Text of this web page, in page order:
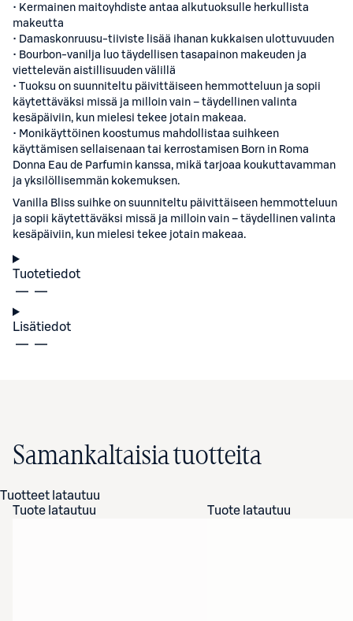
• Kermainen maitoyhdiste antaa alkutuoksulle herkullista
makeutta
• Damaskonruusu-tiiviste lisää ihanan kukkaisen ulottuvuuden
• Bourbon-vanilja luo täydellisen tasapainon makeuden ja
viettelevän aistillisuuden välillä
• Tuoksu on suunniteltu päivittäiseen hemmotteluun ja sopii
käytettäväksi missä ja milloin vain – täydellinen valinta
kesäpäiviin, kun mielesi tekee jotain makeaa.
• Monikäyttöinen koostumus mahdollistaa suihkeen
käyttämisen sellaisenaan tai kerrostamisen Born in Roma
Donna Eau de Parfumin kanssa, mikä tarjoaa koukuttavamman
ja yksilöllisemmän kokemuksen.
Vanilla Bliss suihke on suunniteltu päivittäiseen hemmotteluun
ja sopii käytettäväksi missä ja milloin vain – täydellinen valinta
kesäpäiviin, kun mielesi tekee jotain makeaa.
Tuotetiedot
Lisätiedot
Samankaltaisia tuotteita
Tuotteet latautuu
Tuote latautuu
Tuote latautuu